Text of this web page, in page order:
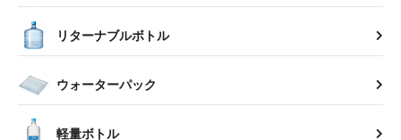
リターナブルボトル
ウォーターパック
軽量ボトル